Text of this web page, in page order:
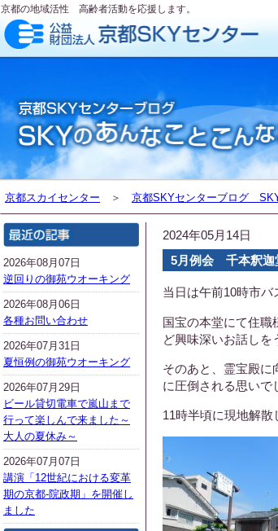
京都の地域活性 高齢者活動を応援します。
京都スカイセンター ＞ 京都SKYセンターブログ
2026年08月07日
逆回りの御苑ウオーキング
2026年08月06日
各種お問い合わせ
2026年07月31日
夏恒例の御苑ウオーキング
2026年07月29日
ビール貸切電車で嵐山まで
行って楽しんで来ました～
大人の夏休み～
2026年07月07日
講演「12世紀における変革
期の京都-院政期」を開催し
ました
2024年05月14日
5月例会 千本釈迦
当日は午前10時市バ
国宝の本堂にて住職
ど興味深いお話しを
そのあと、霊宝殿に
に圧倒される思いで
11時半頃に現地解散